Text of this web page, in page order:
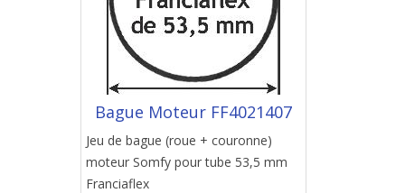
Bague Moteur FF4021407
Jeu de bague (roue + couronne)
moteur Somfy pour tube 53,5 mm
Franciaflex